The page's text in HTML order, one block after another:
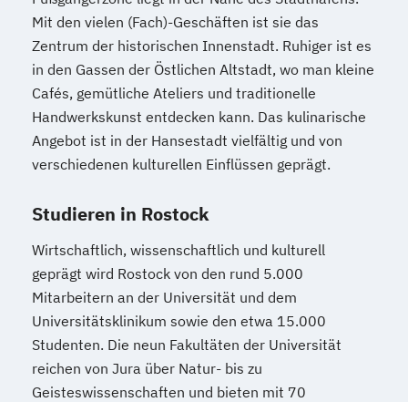
Mit den vielen (Fach)-Geschäften ist sie das
Zentrum der historischen Innenstadt. Ruhiger ist es
in den Gassen der Östlichen Altstadt, wo man kleine
Cafés, gemütliche Ateliers und traditionelle
Handwerkskunst entdecken kann. Das kulinarische
Angebot ist in der Hansestadt vielfältig und von
verschiedenen kulturellen Einflüssen geprägt.
Studieren in Rostock
Wirtschaftlich, wissenschaftlich und kulturell
geprägt wird Rostock von den rund 5.000
Mitarbeitern an der Universität und dem
Universitätsklinikum sowie den etwa 15.000
Studenten. Die neun Fakultäten der Universität
reichen von Jura über Natur- bis zu
Geisteswissenschaften und bieten mit 70